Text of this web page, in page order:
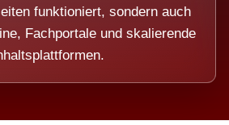
funktioniert, sondern auch
Fachportale und skalierende